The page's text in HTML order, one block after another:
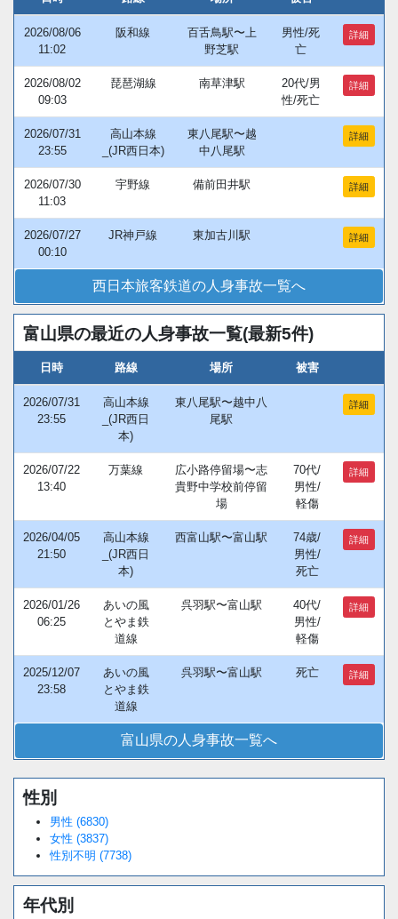
2026/08/06
11:02
阪和線
百舌鳥駅〜上
野芝駅
男性/死
亡
詳細
2026/08/02
09:03
琵琶湖線 南草津駅
20代/男
性/死亡
詳細
2026/07/31
23:55
高山本線
_(JR西日本)
東八尾駅〜越
中八尾駅
詳細
2026/07/30
11:03
宇野線 備前田井駅 詳細
2026/07/27
00:10
JR神戸線 東加古川駅 詳細
西日本旅客鉄道の人身事故一覧へ
富山県の最近の人身事故一覧(最新5件)
日時 路線 場所 被害
2026/07/31
23:55
高山本線
_(JR西日
本)
東八尾駅〜越中八
尾駅
詳細
2026/07/22
13:40
万葉線
広小路停留場〜志
貴野中学校前停留
場
70代/
男性/
軽傷
詳細
2026/04/05
21:50
高山本線
_(JR西日
本)
西富山駅〜富山駅
74歳/
男性/
死亡
詳細
2026/01/26
06:25
あいの風
とやま鉄
道線
呉羽駅〜富山駅
40代/
男性/
軽傷
詳細
2025/12/07
23:58
あいの風
とやま鉄
道線
呉羽駅〜富山駅 死亡 詳細
富山県の人身事故一覧へ
性別
男性 (6830)
女性 (3837)
性別不明 (7738)
年代別